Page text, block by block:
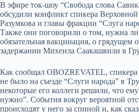
В эфире ток-шоу “Свобода слова
обсудили конфликт спикера
Разумкова и главы фракции “Слуга
Также они поговорили о том, нужна
обязательная вакцинация, о грядущем
задержании Михеила Саакашвили в
Как сообщал OBOZREVATEL,
не было на съезде “Слуги народа” в
некоторые его коллеги решили, что
нужно”. События вокруг вероятной
происходят у него за спиной и, как